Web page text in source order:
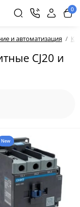
0
и автоматизация
CJ20 и
New